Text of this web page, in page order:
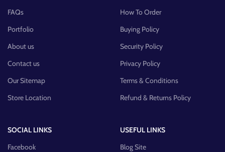
FAQs
Portfolio
About us
Contact us
Our Sitemap
Store Location
How To Order
Buying Policy
Security Policy
Privacy Policy
Terms & Conditions
Refund & Returns Policy
SOCIAL LINKS
Facebook
USEFUL LINKS
Blog Site